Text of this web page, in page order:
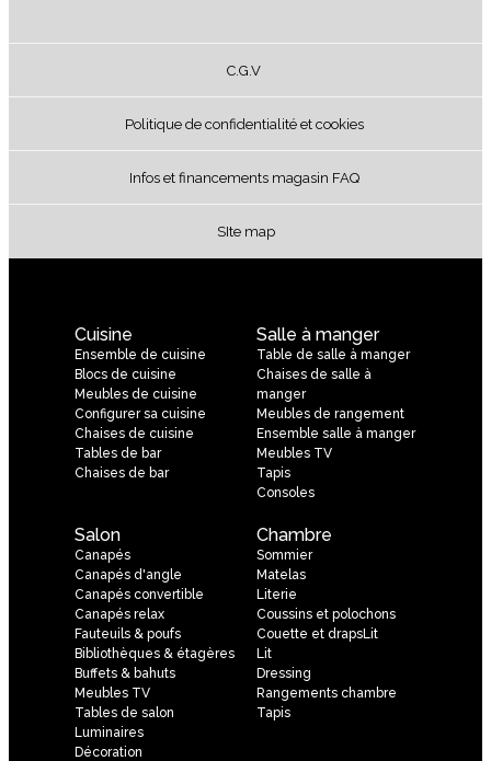
C.G.V
Politique de confidentialité et cookies
Infos et financements magasin FAQ
SIte map
Cuisine
Ensemble de cuisine
Blocs de cuisine
Meubles de cuisine
Configurer sa cuisine
Chaises de cuisine
Tables de bar
Chaises de bar
Salle à manger
Table de salle à manger
Chaises de salle à
manger
Meubles de rangement
Ensemble salle à manger
Meubles TV
Tapis
Consoles
Salon
Canapés
Canapés d'angle
Canapés convertible
Canapés relax
Fauteuils & poufs
Bibliothèques & étagères
Buffets & bahuts
Meubles TV
Tables de salon
Luminaires
Décoration
Chambre
Sommier
Matelas
Literie
Coussins et polochons
Couette et drapsLit
Lit
Dressing
Rangements chambre
Tapis